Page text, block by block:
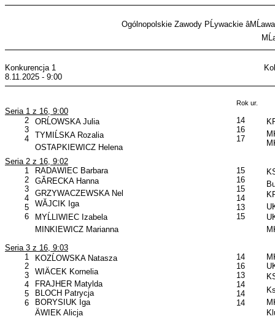
Ogólnopolskie Zawody PĹywackie
Konkurencja 1
8.11.2025 - 9:00
Rok ur.
Seria 1 z 16, 9:00
2
3
4
ORĹOWSKA Julia
TYMIĹSKA Rozalia
OSTAPKIEWICZ Helena
14
16
17
Seria 2 z 16, 9:02
1
2
3
4
5
6
RADAWIEC Barbara
GĂRECKA Hanna
GRZYWACZEWSKA Nel
WĂJCIK Iga
MYĹLIWIEC Izabela
MINKIEWICZ Marianna
15
16
15
14
13
15
Seria 3 z 16, 9:03
1
2
3
4
5
6
KOZĹOWSKA Natasza
WIÄCEK Kornelia
FRAJHER Matylda
BLOCH Patrycja
BORYSIUK Iga
ÄWIEK Alicja
14
16
13
14
14
14